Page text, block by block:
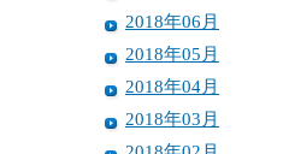
2018年06月
2018年05月
2018年04月
2018年03月